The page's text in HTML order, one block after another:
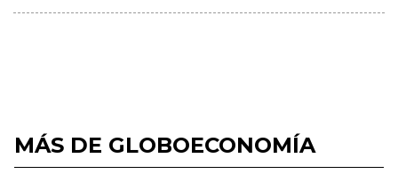
MÁS DE GLOBOECONOMÍA